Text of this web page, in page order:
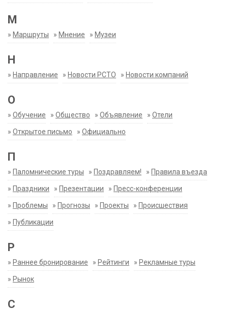
М
» Маршруты » Мнение » Музеи
Н
» Направление » Новости РСТО » Новости компаний
О
» Обучение » Общество » Объявление » Отели
» Открытое письмо » Официально
П
» Паломнические туры » Поздравляем! » Правила въезда
» Праздники » Презентации » Пресс-конференции
» Проблемы » Прогнозы » Проекты » Происшествия
» Публикации
Р
» Раннее бронирование » Рейтинги » Рекламные туры
» Рынок
С